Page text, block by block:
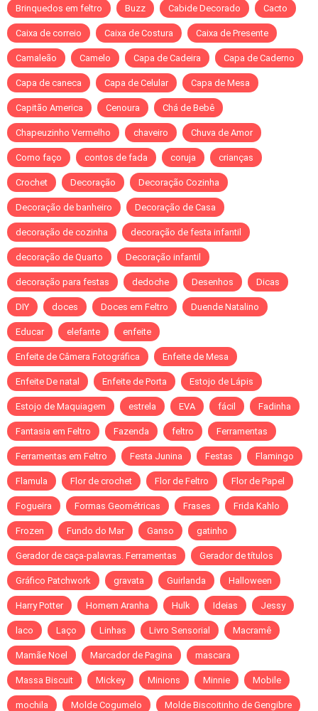
Brinquedos em feltro Buzz Cabide Decorado Cacto
Caixa de correio Caixa de Costura Caixa de Presente
Camaleão Camelo Capa de Cadeira Capa de Caderno
Capa de caneca Capa de Celular Capa de Mesa
Capitão America Cenoura Chá de Bebê
Chapeuzinho Vermelho chaveiro Chuva de Amor
Como faço contos de fada coruja crianças
Crochet Decoração Decoração Cozinha
Decoração de banheiro Decoração de Casa
decoração de cozinha decoração de festa infantil
decoração de Quarto Decoração infantil
decoração para festas dedoche Desenhos Dicas
DIY doces Doces em Feltro Duende Natalino
Educar elefante enfeite
Enfeite de Câmera Fotográfica Enfeite de Mesa
Enfeite De natal Enfeite de Porta Estojo de Lápis
Estojo de Maquiagem estrela EVA fácil Fadinha
Fantasia em Feltro Fazenda feltro Ferramentas
Ferramentas em Feltro Festa Junina Festas Flamingo
Flamula Flor de crochet Flor de Feltro Flor de Papel
Fogueira Formas Geométricas Frases Frida Kahlo
Frozen Fundo do Mar Ganso gatinho
Gerador de caça-palavras. Ferramentas Gerador de títulos
Gráfico Patchwork gravata Guirlanda Halloween
Harry Potter Homem Aranha Hulk Ideias Jessy
laco Laço Linhas Livro Sensorial Macramê
Mamãe Noel Marcador de Pagina mascara
Massa Biscuit Mickey Minions Minnie Mobile
mochila Molde Cogumelo Molde Biscoitinho de Gengibre